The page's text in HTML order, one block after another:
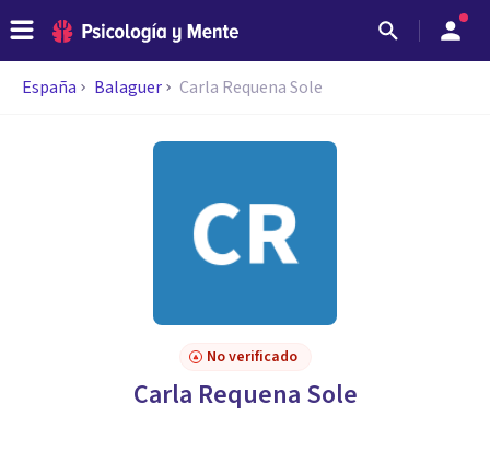
España Balaguer Carla Requena Sole
No verificado
Carla Requena Sole